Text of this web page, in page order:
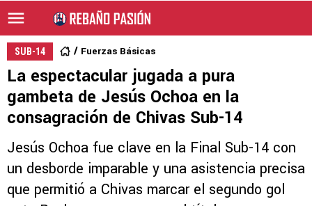
SUB-14 Fuerzas Básicas
La espectacular jugada a pura
gambeta de Jesús Ochoa en la
consagración de Chivas Sub-14
Jesús Ochoa fue clave en la Final Sub-14 con
un desborde imparable y una asistencia precisa
que permitió a Chivas marcar el segundo gol